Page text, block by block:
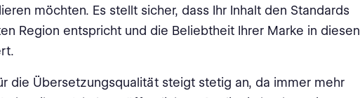
möchten. Es stellt sicher, dass Ihr Inhalt den Standards
Region entspricht und die Beliebtheit Ihrer Marke in diesen
die Übersetzungsqualität steigt stetig an, da immer mehr